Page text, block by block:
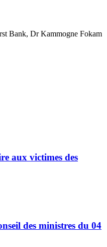
Bank, Dr Kammogne Fokam
aux victimes des
des ministres du 04